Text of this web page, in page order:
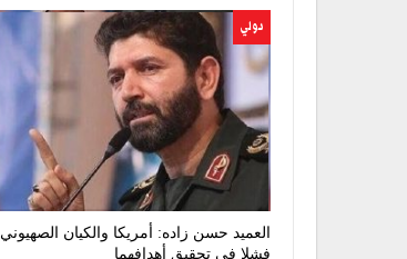
دولي
العميد حسن زاده: أمريكا والكيان الصهيوني
فشلا في تحقيق أهدافهما